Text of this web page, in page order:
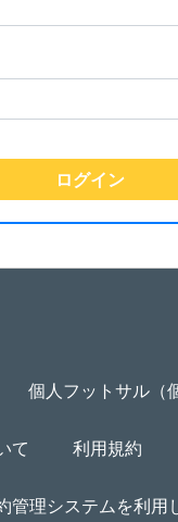
個人フットサル（
て 利用規約
管理システムを利用